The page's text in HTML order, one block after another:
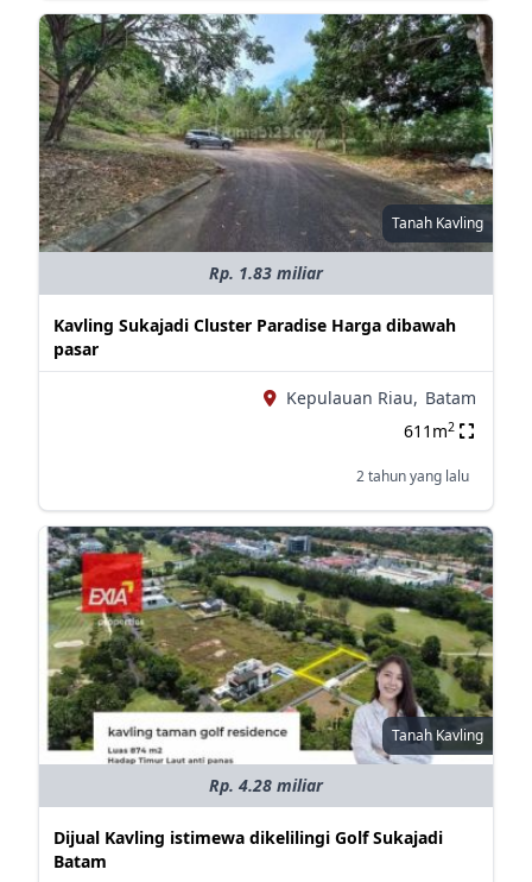
Tanah Kavling
Rp. 1.83 miliar
Kavling Sukajadi Cluster Paradise Harga dibawah
pasar
Kepulauan Riau, Batam
611m2
2 tahun yang lalu
Tanah Kavling
Rp. 4.28 miliar
Dijual Kavling istimewa dikelilingi Golf Sukajadi
Batam